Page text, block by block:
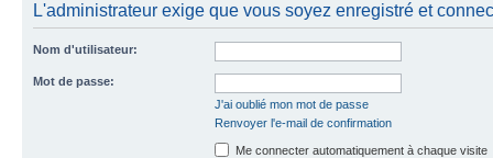
L'administrateur exige que vous soyez enregistré et
Nom d'utilisateur:
Mot de passe:
J'ai oublié mon mot de passe
Renvoyer l'e-mail de confirmation
Me connecter automatiquement à chaque visite